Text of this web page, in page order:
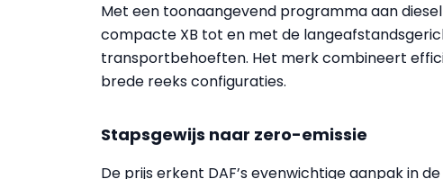
Met een toonaangevend programma aan
compacte XB tot en met de
transportbehoeften. Het merk combineert
brede reeks configuraties.
Stapsgewijs naar zero-emissie
De prijs erkent DAF’s evenwichtige aanpak in